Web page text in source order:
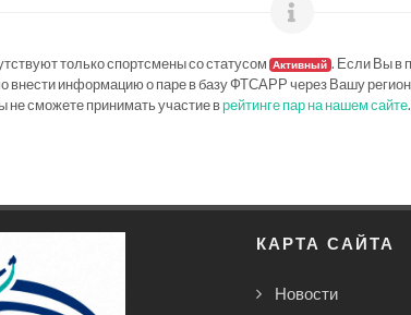
только спортсмены со статусом Активный . Если Вы в
внести информацию о паре в базу ФТСАРР через Вашу
не сможете принимать участие врейтинге пар на нашем сайте.
КАРТА САЙТА
Новости